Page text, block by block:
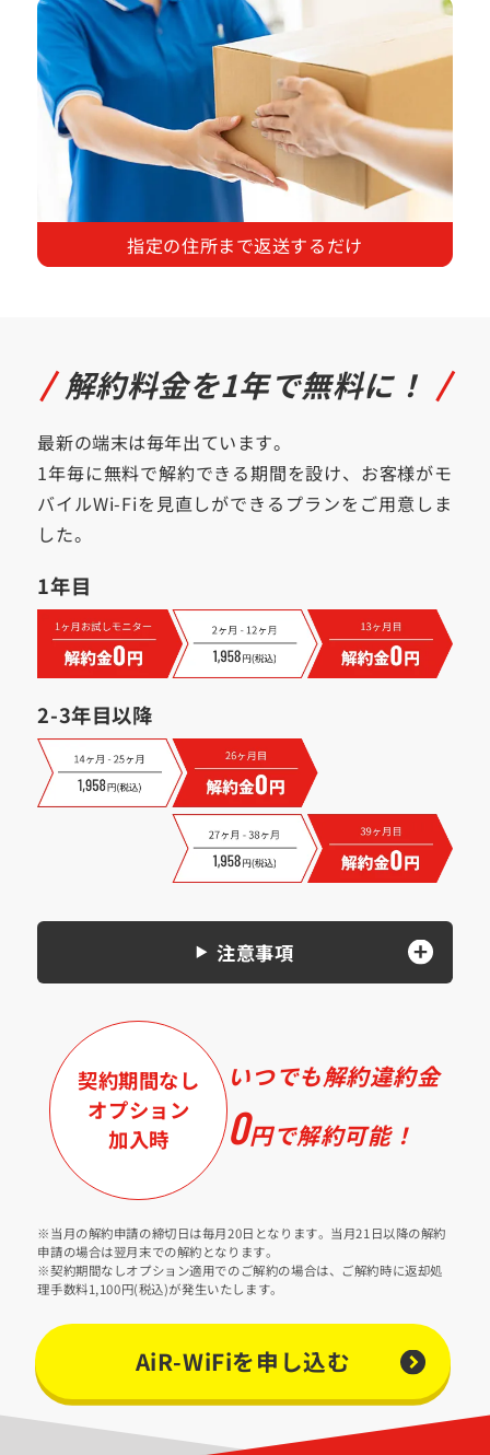
指定の住所まで返送するだけ
解約料金を1年で無料に！
最新の端末は毎年出ています。
1年毎に無料で解約できる期間を設け、お客様がモ
バイルWi-Fiを見直しができるプランをご用意しま
した。
1年目
2-3年目以降
注意事項
契約期間なし
オプション
加入時
いつでも解約違約金
0円で解約可能！
※当月の解約申請の締切日は毎月20日となります。当月21日以降の解約
申請の場合は翌月末での解約となります。
※契約期間なしオプション適用でのご解約の場合は、ご解約時に返却処
理手数料1,100円(税込)が発生いたします。
AiR-WiFiを申し込む